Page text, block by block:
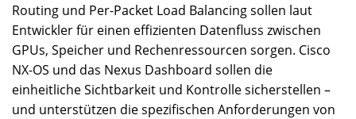
Routing und Per-Packet Load Balancing sollen laut
Entwickler für einen effizienten Datenfluss zwischen
GPUs, Speicher und Rechenressourcen sorgen. Cisco
NX-OS und das Nexus Dashboard sollen die
einheitliche Sichtbarkeit und Kontrolle sicherstellen –
und unterstützen die spezifischen Anforderungen von